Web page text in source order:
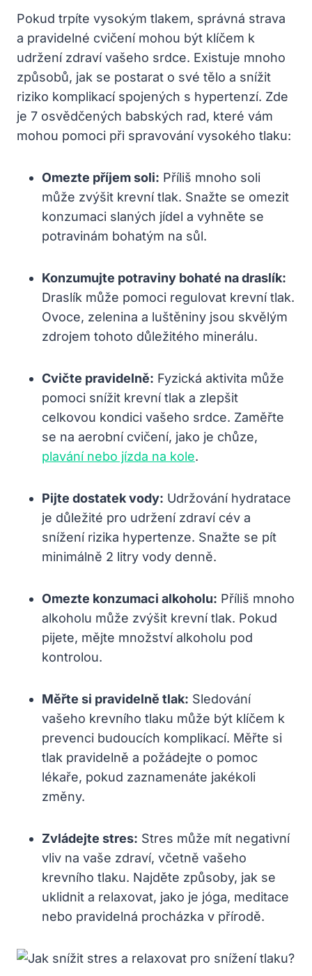
Pokud trpíte vysokým tlakem, správná strava
a pravidelné cvičení mohou být klíčem k
udržení zdraví vašeho srdce. Existuje mnoho
způsobů, jak se postarat o své tělo a snížit
riziko komplikací spojených s hypertenzí. Zde
je 7 osvědčených babských rad, které vám
mohou pomoci při spravování vysokého tlaku:
Omezte příjem soli: Příliš mnoho soli
může zvýšit krevní tlak. Snažte se omezit
konzumaci slaných jídel a vyhněte se
potravinám bohatým na sůl.
Konzumujte potraviny bohaté na draslík:
Draslík může pomoci regulovat krevní tlak.
Ovoce, zelenina a luštěniny jsou skvělým
zdrojem tohoto důležitého minerálu.
Cvičte pravidelně: Fyzická aktivita může
pomoci snížit krevní tlak a zlepšit
celkovou kondici vašeho srdce. Zaměřte
se na aerobní cvičení, jako je chůze,
plavání nebo jízda na kole.
Pijte dostatek vody: Udržování hydratace
je důležité pro udržení zdraví cév a
snížení rizika hypertenze. Snažte se pít
minimálně 2 litry vody denně.
Omezte konzumaci alkoholu: Příliš mnoho
alkoholu může zvýšit krevní tlak. Pokud
pijete, mějte množství alkoholu pod
kontrolou.
Měřte si pravidelně tlak: Sledování
vašeho krevního tlaku může být klíčem k
prevenci budoucích komplikací. Měřte si
tlak pravidelně a požádejte o pomoc
lékaře, pokud zaznamenáte jakékoli
změny.
Zvládejte stres: Stres může mít negativní
vliv na vaše zdraví, včetně vašeho
krevního tlaku. Najděte způsoby, jak se
uklidnit a relaxovat, jako je jóga, meditace
nebo pravidelná procházka v přírodě.